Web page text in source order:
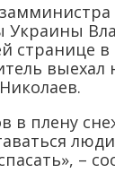
Украины
странице в
выехал
в плену
–